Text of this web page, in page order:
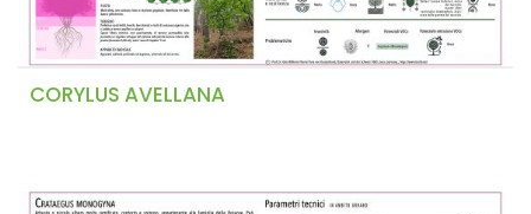
CORYLUS AVELLANA